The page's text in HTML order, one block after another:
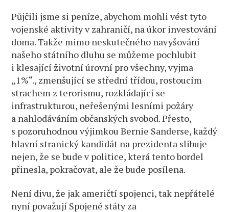
Půjčili jsme si peníze, abychom mohli vést tyto
vojenské aktivity v zahraničí, na úkor investování
doma. Takže mimo neskutečného navyšování
našeho státního dluhu se můžeme pochlubit
i klesající životní úrovní pro všechny, vyjma
„1%“., zmenšující se střední třídou, rostoucím
strachem z terorismu, rozkládající se
infrastrukturou, neřešenými lesními požáry
a nahlodáváním občanských svobod. Přesto,
s pozoruhodnou výjimkou Bernie Sanderse, každý
hlavní stranický kandidát na prezidenta slibuje
nejen, že se bude v politice, která tento bordel
přinesla, pokračovat, ale že bude posílena.
Není divu, že jak američtí spojenci, tak nepřátelé
nyní považují Spojené státy za